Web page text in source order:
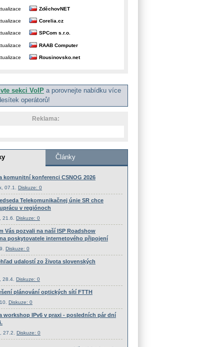
ZděchovNET
Corelia.cz
SPCom s.r.o.
RAAB Computer
Rousinovsko.net
sekci VoIP a porovnejte nabídku více
operátorů!
Reklama: